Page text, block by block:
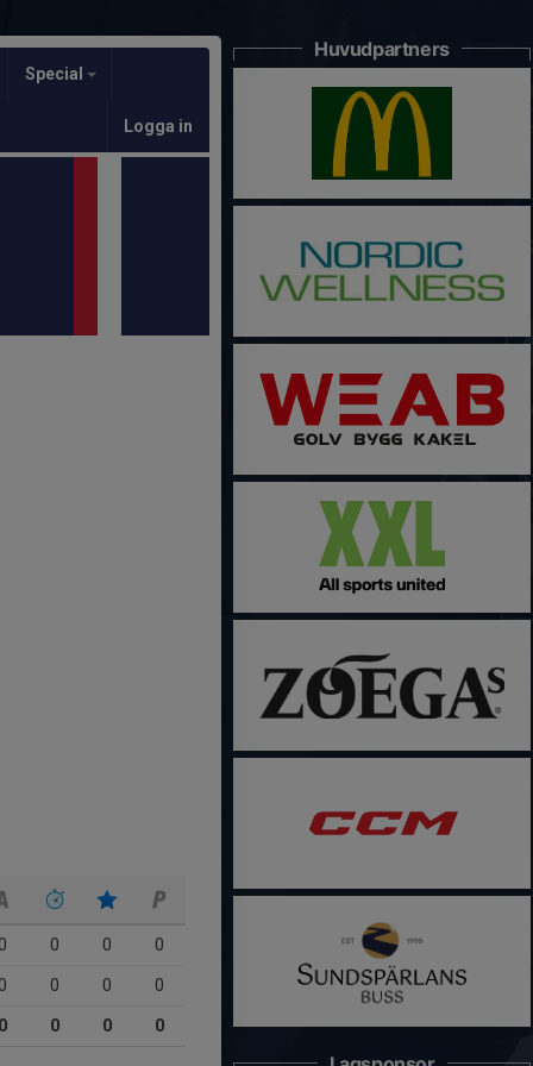
Special
Logga in
0 0
0
0 0
0
0 0 0
Huvudpartners